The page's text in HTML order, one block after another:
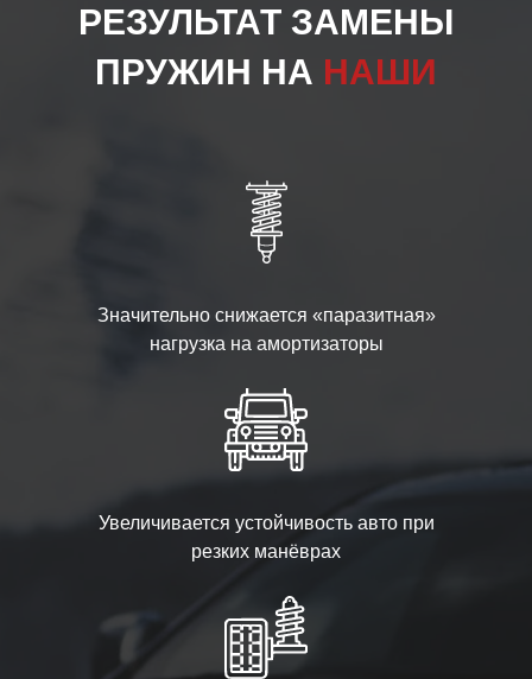
РЕЗУЛЬТАТ ЗАМЕНЫ
ПРУЖИН НА НАШИ
Значительно снижается «паразитная»
нагрузка на амортизаторы
Увеличивается устойчивость авто при
резких манёврах